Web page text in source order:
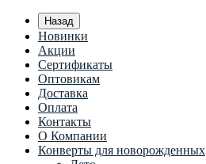
Назад
Новинки
Акции
Сертификаты
Оптовикам
Доставка
Оплата
Контакты
О Компании
Конверты для новорожденных